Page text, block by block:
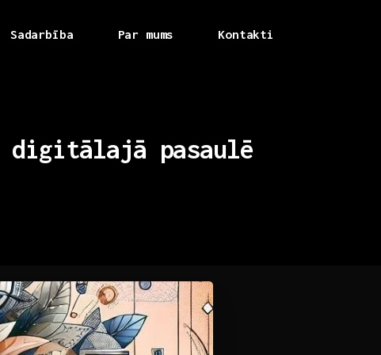
Sadarbība Par mums Kontakti
digitālajā pasaulē